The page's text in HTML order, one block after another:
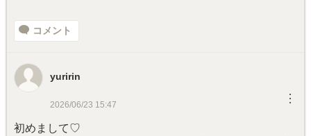
コメント
yuririn
2026/06/23 15:47 ︙
初めまして♡